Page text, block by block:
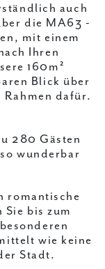
auch
die MA63 -
mit einem
Ihren
160m²
Blick über
dafür.
280 Gästen
wunderbar
romantische
Sie bis zum
wie keine
Stadt.